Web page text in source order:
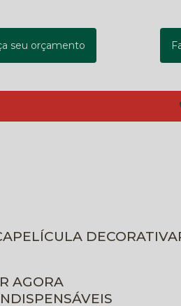
seu orçamento
PELÍCULA DECORATIVA
AGORA